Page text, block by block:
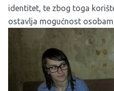
identitet, te zbog toga
ostavlja mogućnost